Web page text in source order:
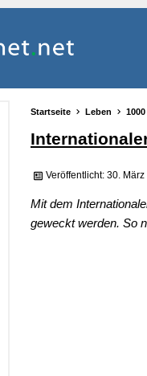
Startseite Leben
Veröffentlicht: 30.
Mit dem
geweckt werden. So